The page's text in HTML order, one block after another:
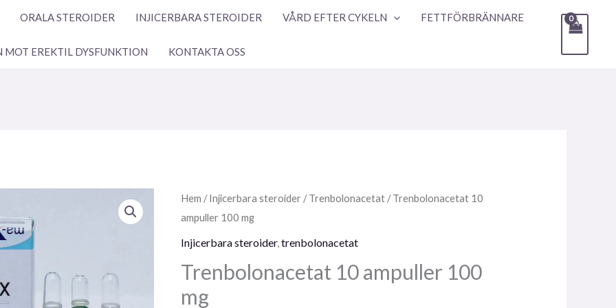
ORALA STEROIDER INJICERBARA STEROIDER VÅRD EFTER CYKELN FETTFÖRBRÄNNARE
MOT EREKTIL DYSFUNKTION KONTAKTA OSS
Hem /Injicerbara steroider /Trenbolonacetat / Trenbolonacetat 10
ampuller 100 mg
Injicerbara steroider,trenbolonacetat
Trenbolonacetat 10 ampuller 100
mg
Trenbolonacetat
10
mg
mängd